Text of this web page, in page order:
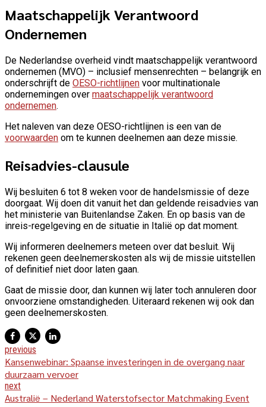
Maatschappelijk Verantwoord
Ondernemen
De Nederlandse overheid vindt maatschappelijk verantwoord
ondernemen (MVO) – inclusief mensenrechten – belangrijk en
onderschrijft de OESO-richtlijnen voor multinationale
ondernemingen over maatschappelijk verantwoord
ondernemen.
Het naleven van deze OESO-richtlijnen is een van de
voorwaarden om te kunnen deelnemen aan deze missie.
Reisadvies-clausule
Wij besluiten 6 tot 8 weken voor de handelsmissie of deze
doorgaat. Wij doen dit vanuit het dan geldende reisadvies van
het ministerie van Buitenlandse Zaken. En op basis van de
inreis-regelgeving en de situatie in Italië op dat moment.
Wij informeren deelnemers meteen over dat besluit. Wij
rekenen geen deelnemerskosten als wij de missie uitstellen
of definitief niet door laten gaan.
Gaat de missie door, dan kunnen wij later toch annuleren door
onvoorziene omstandigheden. Uiteraard rekenen wij ook dan
geen deelnemerskosten.
previous
Kansenwebinar: Spaanse investeringen in de overgang naar
duurzaam vervoer
next
Australië – Nederland Waterstofsector Matchmaking Event